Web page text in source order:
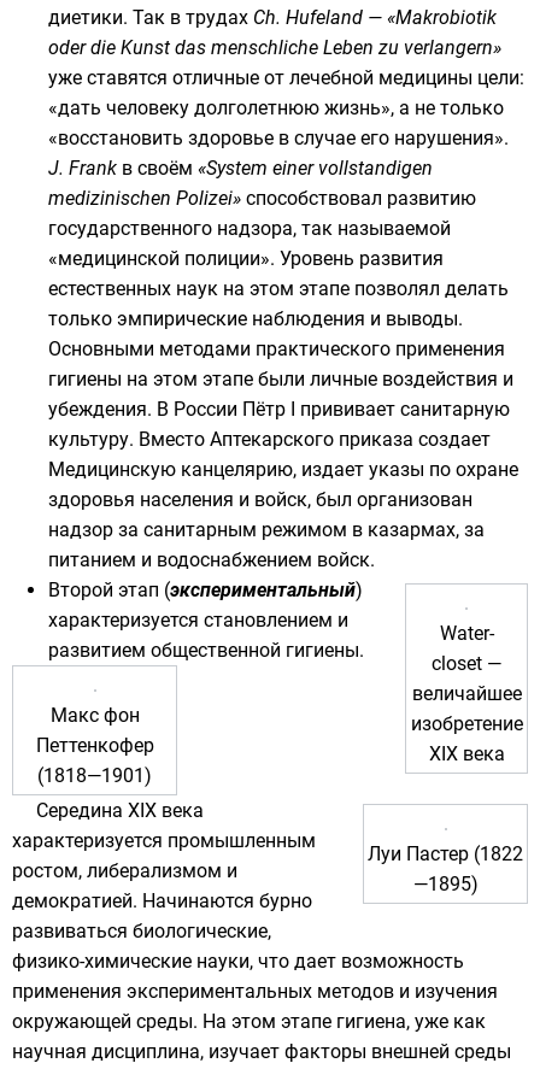
диетики. Так в трудах Ch. Hufeland — «Makrobiotik
oder die Kunst das menschliche Leben zu verlangern»
уже ставятся отличные от лечебной медицины цели:
«дать человеку долголетнюю жизнь», а не только
«восстановить здоровье в случае его нарушения».
J. Frank в своём «System einer vollstandigen
medizinischen Polizei» способствовал развитию
государственного надзора, так называемой
«медицинской полиции». Уровень развития
естественных наук на этом этапе позволял делать
только эмпирические наблюдения и выводы.
Основными методами практического применения
гигиены на этом этапе были личные воздействия и
убеждения. В России Пётр I прививает санитарную
культуру. Вместо Аптекарского приказа создает
Медицинскую канцелярию, издает указы по охране
здоровья населения и войск, был организован
надзор за санитарным режимом в казармах, за
питанием и водоснабжением войск.
Water-
closet —
величайшее
изобретение
XIX века
Луи Пастер (1822
—1895)
Второй этап (экспериментальный)
характеризуется становлением и
развитием общественной гигиены.
Макс фон
Петтенкофер
(1818—1901)
Середина XIX века
характеризуется промышленным
ростом, либерализмом и
демократией. Начинаются бурно
развиваться биологические,
физико-химические науки, что дает возможность
применения экспериментальных методов и изучения
окружающей среды. На этом этапе гигиена, уже как
научная дисциплина, изучает факторы внешней среды